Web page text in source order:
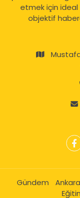
etmek için ideal
objektif
Gündem Ankara